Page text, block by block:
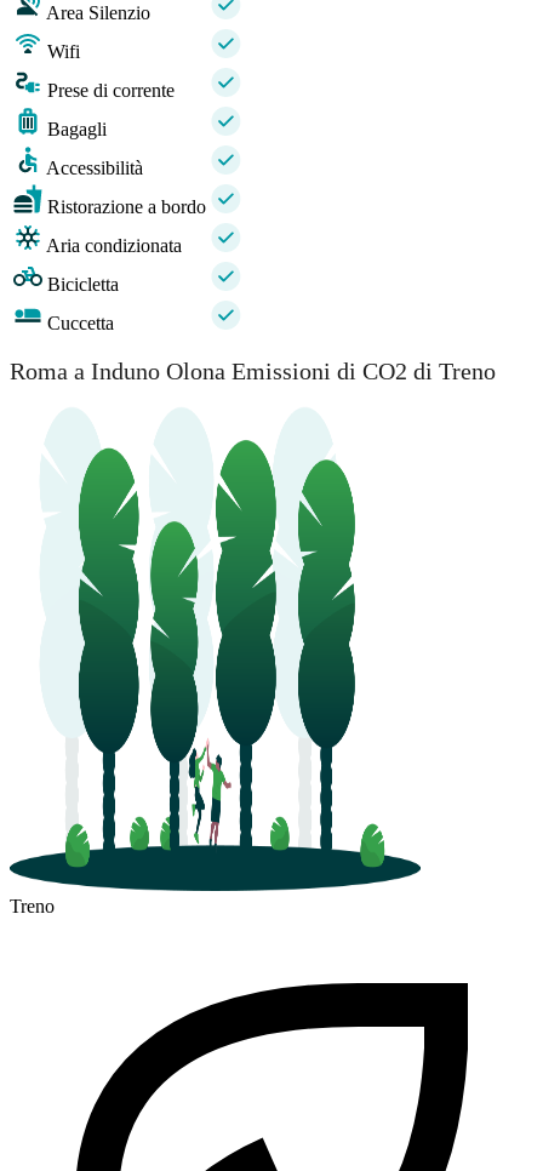
Area Silenzio
Wifi
Prese di corrente
Bagagli
Accessibilità
Ristorazione a bordo
Aria condizionata
Bicicletta
Cuccetta
Roma a Induno Olona Emissioni di CO2 di Treno
Treno